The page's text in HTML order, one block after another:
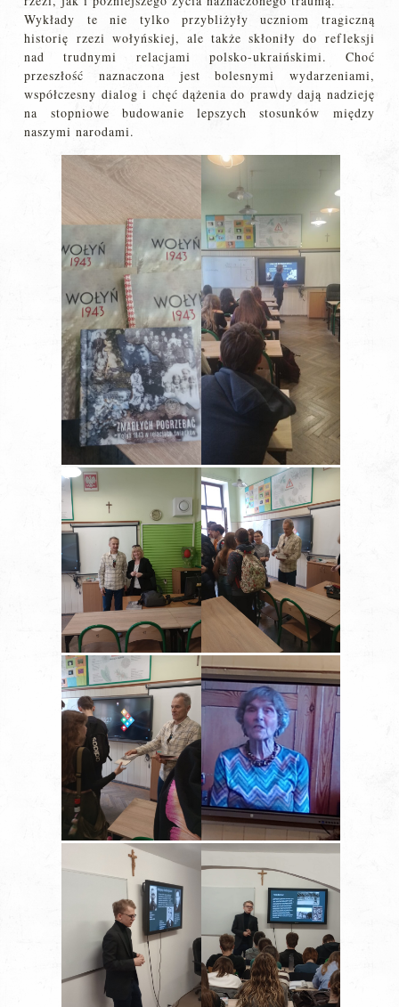
Wykłady te nie tylko przybliżyły uczniom tragiczną
historię rzezi wołyńskiej, ale także skłoniły do refleksji
nad trudnymi relacjami polsko-ukraińskimi. Choć
przeszłość naznaczona jest bolesnymi wydarzeniami,
współczesny dialog i chęć dążenia do prawdy dają nadzieję
na stopniowe budowanie lepszych stosunków między
naszymi narodami.